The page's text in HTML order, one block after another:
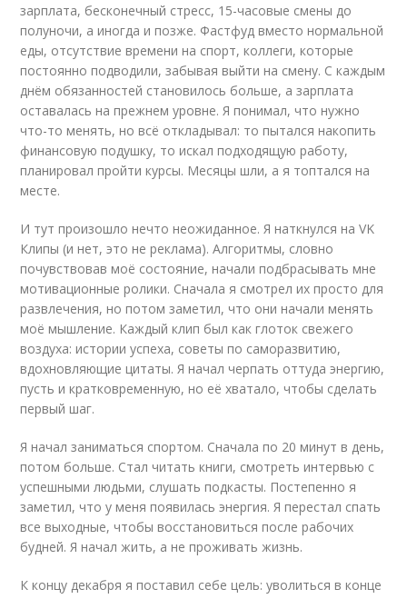
зарплата, бесконечный стресс, 15-часовые смены до
полуночи, а иногда и позже. Фастфуд вместо нормальной
еды, отсутствие времени на спорт, коллеги, которые
постоянно подводили, забывая выйти на смену. С каждым
днём обязанностей становилось больше, а зарплата
оставалась на прежнем уровне. Я понимал, что нужно
что-то менять, но всё откладывал: то пытался накопить
финансовую подушку, то искал подходящую работу,
планировал пройти курсы. Месяцы шли, а я топтался на
месте.
И тут произошло нечто неожиданное. Я наткнулся на VK
Клипы (и нет, это не реклама). Алгоритмы, словно
почувствовав моё состояние, начали подбрасывать мне
мотивационные ролики. Сначала я смотрел их просто для
развлечения, но потом заметил, что они начали менять
моё мышление. Каждый клип был как глоток свежего
воздуха: истории успеха, советы по саморазвитию,
вдохновляющие цитаты. Я начал черпать оттуда энергию,
пусть и кратковременную, но её хватало, чтобы сделать
первый шаг.
Я начал заниматься спортом. Сначала по 20 минут в день,
потом больше. Стал читать книги, смотреть интервью с
успешными людьми, слушать подкасты. Постепенно я
заметил, что у меня появилась энергия. Я перестал спать
все выходные, чтобы восстановиться после рабочих
будней. Я начал жить, а не проживать жизнь.
К концу декабря я поставил себе цель: уволиться в конце